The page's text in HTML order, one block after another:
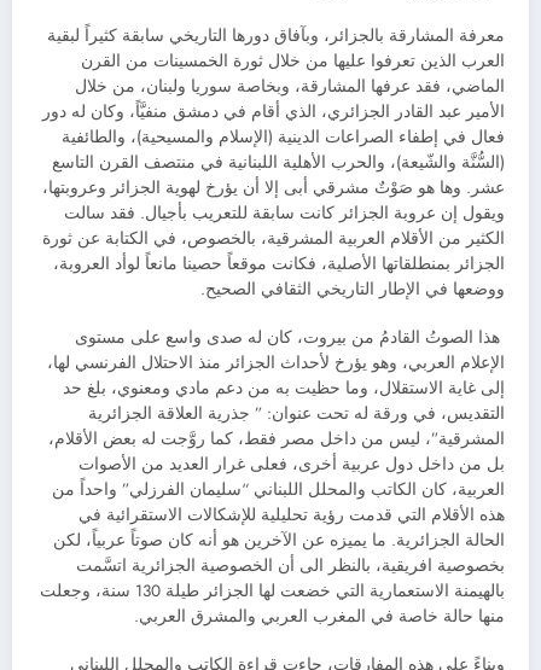
معرفة المشارقة بالجزائر، وبآفاق دورها التاريخي سابقة كثيراً لبقية
العرب الذين تعرفوا عليها من خلال ثورة الخمسينات من القرن
الماضي، فقد عرفها المشارقة، وبخاصة سوريا ولبنان، من خلال
الأمير عبد القادر الجزائري، الذي أقام في دمشق منفيَّاً، وكان له دور
فعال في إطفاء الصراعات الدينية (الإسلام والمسيحية)، والطائفية
(السُّنَّة والشّيعة)، والحرب الأهلية اللبنانية في منتصف القرن التاسع
عشر. وها هو صَوْتٌ مشرقي أبى إلا أن يؤرخ لهوية الجزائر وعروبتها،
ويقول إن عروبة الجزائر كانت سابقة للتعريب بأجيال. فقد سالت
الكثير من الأقلام العربية المشرقية، بالخصوص، في الكتابة عن ثورة
الجزائر بمنطلقاتها الأصلية، فكانت موقعاً حصينا مانعاً لوأد العروبة،
ووضعها في الإطار التاريخي الثقافي الصحيح.
هذا الصوتُ القادمُ من بيروت، كان له صدى واسع على مستوى
الإعلام العربي، وهو يؤرخ لأحداث الجزائر منذ الاحتلال الفرنسي لها،
إلى غاية الاستقلال، وما حظيت به من دعم مادي ومعنوي، بلغ حد
التقديس، في ورقة له تحت عنوان: ” جذرية العلاقة الجزائرية
المشرقية”، ليس من داخل مصر فقط، كما روَّجت له بعض الأقلام،
بل من داخل دول عربية أخرى، فعلى غرار العديد من الأصوات
العربية، كان الكاتب والمحلل اللبناني “سليمان الفرزلي” واحداً من
هذه الأقلام التي قدمت رؤية تحليلية للإشكالات الاستقرائية في
الحالة الجزائرية. ما يميزه عن الآخرين هو أنه كان صوتاً عربياً، لكن
بخصوصية افريقية، بالنظر الى أن الخصوصية الجزائرية اتسَّمت
بالهيمنة الاستعمارية التي خضعت لها الجزائر طيلة 130 سنة، وجعلت
منها حالة خاصة في المغرب العربي والمشرق العربي.
وبناءً على هذه المفارقات، جاءت قراءة الكاتب والمحلل اللبناني